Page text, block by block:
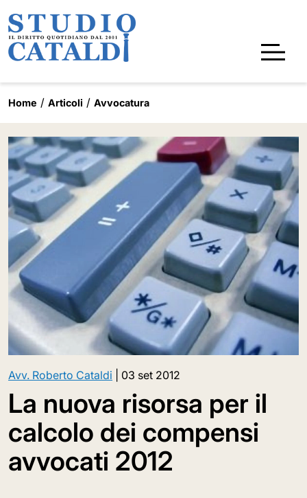
Home Articoli Avvocatura
Avv. Roberto Cataldi 03 set 2012
La nuova risorsa per il
calcolo dei compensi
avvocati 2012